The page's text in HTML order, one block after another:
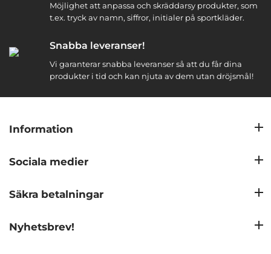
Möjlighet att anpassa och skräddarsy produkter, som
t.ex. tryck av namn, siffror, initialer på sportkläder.
Snabba leveranser!
Vi garanterar snabba leveranser så att du får dina
produkter i tid och kan njuta av dem utan dröjsmål!
Information
Sociala medier
Säkra betalningar
Nyhetsbrev!